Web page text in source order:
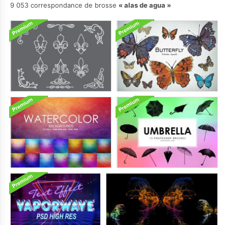
9 053 correspondance de brosse
alas de agua